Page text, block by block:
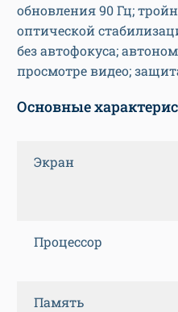
обновления 90 Гц;
оптической
без автофокуса;
просмотре видео;
Основные
Экран
Процессор
Память